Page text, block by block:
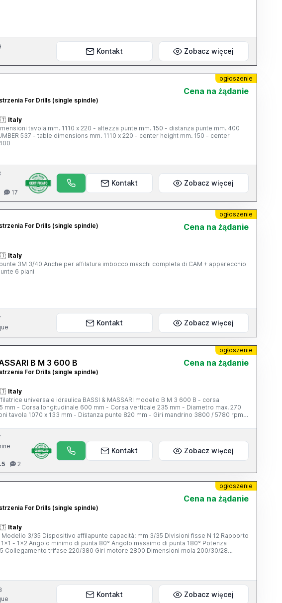
Kontakt Zobacz więcej
ogłoszenie
For Drills (single spindle)
Cena na żądanie
Italy
tavola mm. 1110 x 220 - altezza punte mm. 150 - distanza punte mm. 400
537 - table dimensions mm. 1110 x 220 - center height mm. 150 - center
17
Kontakt Zobacz więcej
ogłoszenie
For Drills (single spindle)
Cena na żądanie
Italy
3M 3/40 Anche per affilatura imbocco maschi completa di CAM + apparecchio
6 piani
Kontakt Zobacz więcej
ogłoszenie
B M 3 600 B
For Drills (single spindle)
Cena na żądanie
Italy
universale idraulica BASSI & MASSARI modello B M 3 600 B - corsa
mm - Corsa longitudinale 600 mm - Corsa verticale 235 mm - Diametro max. 270
tavola 1070 x 133 mm - Distanza punte 820 mm - Giri mandrino 3800 / 5780 rpm -
2
Kontakt Zobacz więcej
ogłoszenie
For Drills (single spindle)
Cena na żądanie
Italy
3/35 Dispositivo affilapunte capacità: mm 3/35 Divisioni fisse N 12 Rapporto
massimo di punta 180° Potenza
28
per tutte le necessità elettropompa per la refrigerazione chiavi di servizio
Kontakt Zobacz więcej